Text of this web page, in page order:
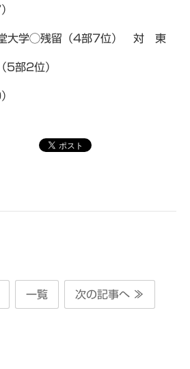
大学◯残留（4部7位） 対 東
5部2位）
一覧 次の記事へ ≫